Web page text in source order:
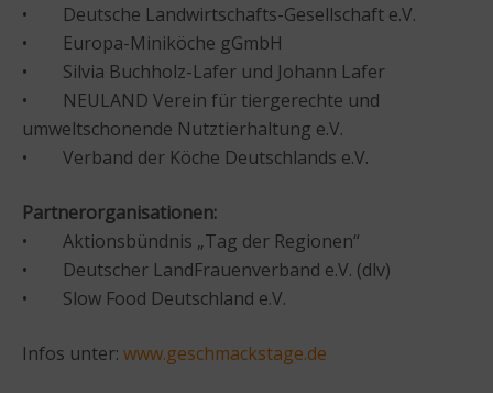
• Deutsche Landwirtschafts-Gesellschaft e.V.
• Europa-Miniköche gGmbH
• Silvia Buchholz-Lafer und Johann Lafer
• NEULAND Verein für tiergerechte und
umweltschonende Nutztierhaltung e.V.
• Verband der Köche Deutschlands e.V.
Partnerorganisationen:
• Aktionsbündnis „Tag der Regionen“
• Deutscher LandFrauenverband e.V. (dlv)
• Slow Food Deutschland e.V.
Infos unter: www.geschmackstage.de